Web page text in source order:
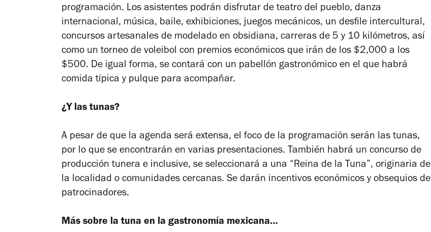
programación. Los asistentes podrán disfrutar de teatro del pueblo, danza
internacional, música, baile, exhibiciones, juegos mecánicos, un desfile intercultural,
concursos artesanales de modelado en obsidiana, carreras de 5 y 10 kilómetros, así
como un torneo de voleibol con premios económicos que irán de los $2,000 a los
$500. De igual forma, se contará con un pabellón gastronómico en el que habrá
comida típica y pulque para acompañar.
¿Y las tunas?
A pesar de que la agenda será extensa, el foco de la programación serán las tunas,
por lo que se encontrarán en varias presentaciones. También habrá un concurso de
producción tunera e inclusive, se seleccionará a una “Reina de la Tuna”, originaria de
la localidad o comunidades cercanas. Se darán incentivos económicos y obsequios de
patrocinadores.
Más sobre la tuna en la gastronomía mexicana…